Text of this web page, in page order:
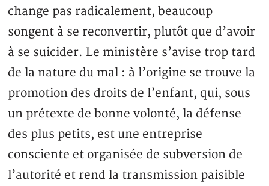
change pas radicalement, beaucoup
songent à se reconvertir, plutôt que d’avoir
à se suicider. Le ministère s’avise trop tard
de la nature du mal : à l’origine se trouve la
promotion des droits de l’enfant, qui, sous
un prétexte de bonne volonté, la défense
des plus petits, est une entreprise
consciente et organisée de subversion de
l’autorité et rend la transmission paisible